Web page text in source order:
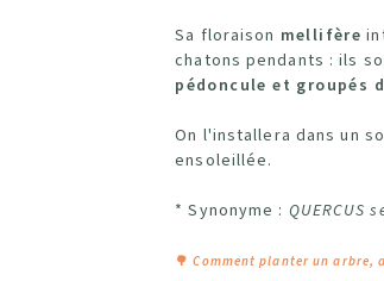
Sa floraison mellifère
chatons pendants : ils
pédoncule et groupés
On l'installera dans un
ensoleillée.
* Synonyme : QUERCUS
🌳Comment planter un arbre,